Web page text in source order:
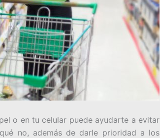
o en tu celular puede ayudarte a evitar
no, además de darle prioridad a los